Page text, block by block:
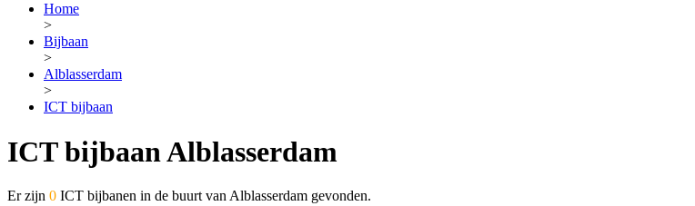
Home
>
Bijbaan
>
Alblasserdam
>
ICT bijbaan
ICT bijbaan Alblasserdam
Er zijn 0 ICT bijbanen in de buurt van Alblasserdam gevonden.